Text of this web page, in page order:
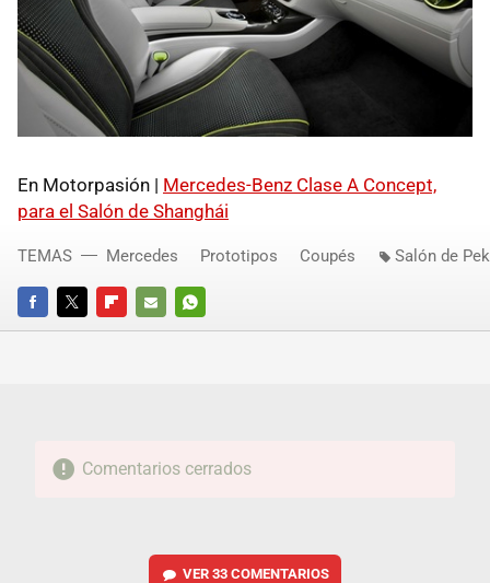
En Motorpasión | Mercedes-Benz Clase A Concept,
para el Salón de Shanghái
FACEBOOKTWITTERFLIPBOARD
E-
WHATSAPP
TEMAS Mercedes Prototipos Coupés Salón de
Comentarios cerrados
VER 33 COMENTARIOS